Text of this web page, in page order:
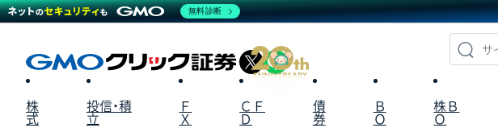
X
株
式
投信・積
立
Ｆ
Ｘ
ＣＦ
Ｄ
債
券
Ｂ
Ｏ
株Ｂ
Ｏ
無料診断